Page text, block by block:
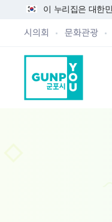
이 누리집은 대한
시의회 문화관광